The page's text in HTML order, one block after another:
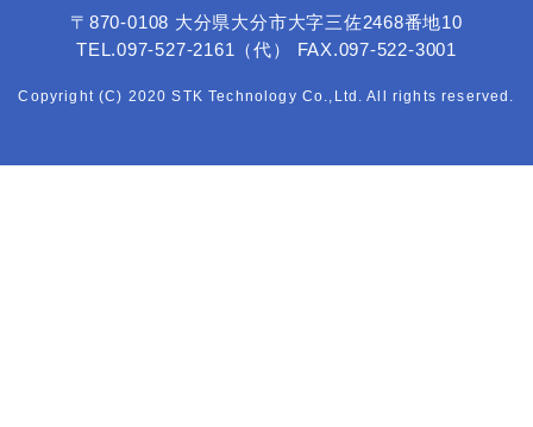
〒870-0108 大分県大分市大字三佐2468番地10
TEL.097-527-2161（代） FAX.097-522-3001
Copyright (C) 2020 STK Technology Co.,Ltd. All rights reserved.